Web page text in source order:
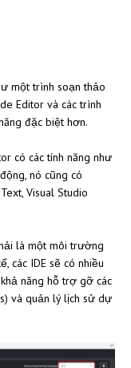
một trình soạn thảo
Editor và các trình
đặc biệt hơn.
có các tính năng như
nó cũng có
Visual Studio
là một môi trường
các IDE sẽ có nhiều
năng hỗ trợ gỡ các
và quản lý lịch sử dự